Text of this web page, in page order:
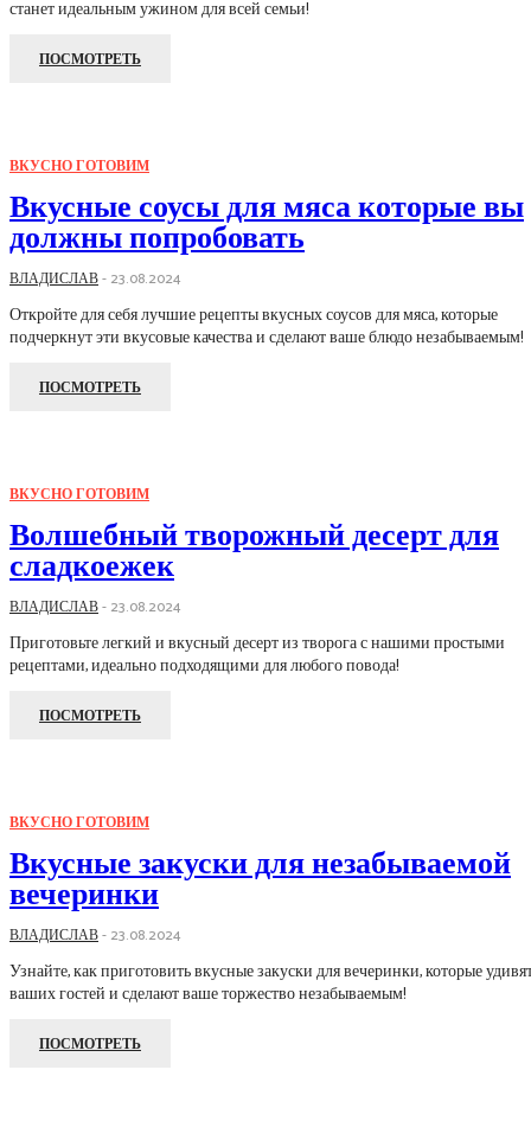
станет идеальным ужином для всей семьи!
ПОСМОТРЕТЬ
ВКУСНО ГОТОВИМ
Вкусные соусы для мяса которые вы
должны попробовать
ВЛАДИСЛАВ- 23.08.2024
Откройте для себя лучшие рецепты вкусных соусов для мяса, которые
подчеркнут эти вкусовые качества и сделают ваше блюдо незабываемым!
ПОСМОТРЕТЬ
ВКУСНО ГОТОВИМ
Волшебный творожный десерт для
сладкоежек
ВЛАДИСЛАВ- 23.08.2024
Приготовьте легкий и вкусный десерт из творога с нашими простыми
рецептами, идеально подходящими для любого повода!
ПОСМОТРЕТЬ
ВКУСНО ГОТОВИМ
Вкусные закуски для незабываемой
вечеринки
ВЛАДИСЛАВ- 23.08.2024
Узнайте, как приготовить вкусные закуски для вечеринки, которые
ваших гостей и сделают ваше торжество незабываемым!
ПОСМОТРЕТЬ